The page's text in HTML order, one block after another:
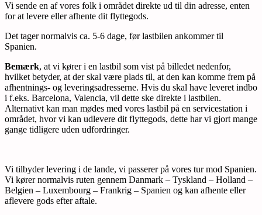
Vi sende en af vores folk i området direkte ud til din adresse, enten
for at levere eller afhente dit flyttegods.
Det tager normalvis ca. 5-6 dage, før lastbilen ankommer til
Spanien.
Bemærk, at vi kører i en lastbil som vist på billedet nedenfor,
hvilket betyder, at der skal være plads til, at den kan komme frem på
afhentnings- og leveringsadresserne. Hvis du skal have leveret indbo
i f.eks. Barcelona, Valencia, vil dette ske direkte i lastbilen.
Alternativt kan man mødes med vores lastbil på en servicestation i
området, hvor vi kan udlevere dit flyttegods, dette har vi gjort mange
gange tidligere uden udfordringer.
Vi tilbyder levering i de lande, vi passerer på vores tur mod Spanien.
Vi kører normalvis ruten gennem Danmark – Tyskland – Holland –
Belgien – Luxembourg – Frankrig – Spanien og kan afhente eller
aflevere gods efter aftale.